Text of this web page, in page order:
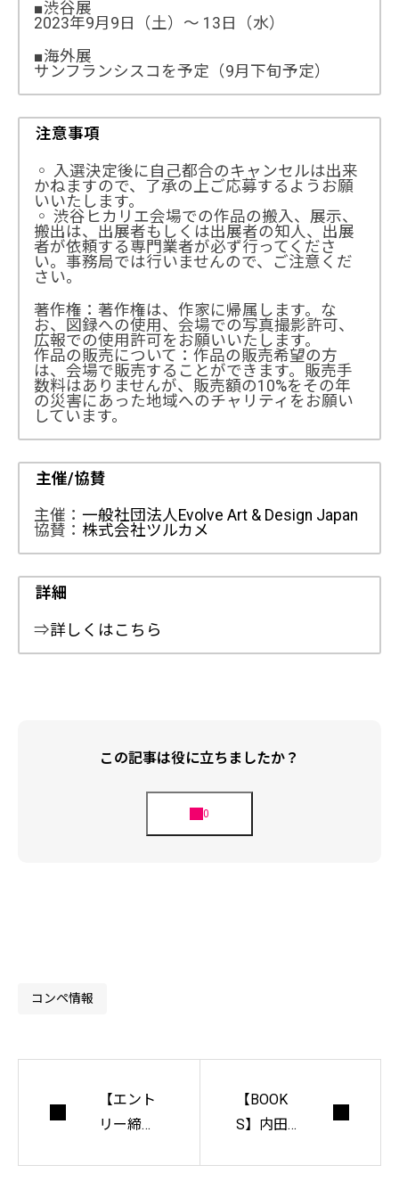
■渋谷展
2023年9月9日（土）〜 13日（水）
■海外展
サンフランシスコを予定（9月下旬予定）
注意事項
◦ 入選決定後に自己都合のキャンセルは出来
かねますので、了承の上ご応募するようお願
いいたします。
◦ 渋谷ヒカリエ会場での作品の搬入、展示、
搬出は、出展者もしくは出展者の知人、出展
者が依頼する専門業者が必ず行ってくださ
い。事務局では行いませんので、ご注意くだ
さい。
著作権：著作権は、作家に帰属します。な
お、図録への使用、会場での写真撮影許可、
広報での使用許可をお願いいたします。
作品の販売について：作品の販売希望の方
は、会場で販売することができます。販売手
数料はありませんが、販売額の10%をその年
の災害にあった地域へのチャリティをお願い
しています。
主催/協賛
主催： 一般社団法人Evolve Art & Design Japan
協賛： 株式会社ツルカメ
詳細
⇒詳しくはこちら
この記事は役に立ちましたか？
コンペ情報
【エント
リー締切
【BOOK
S】内田